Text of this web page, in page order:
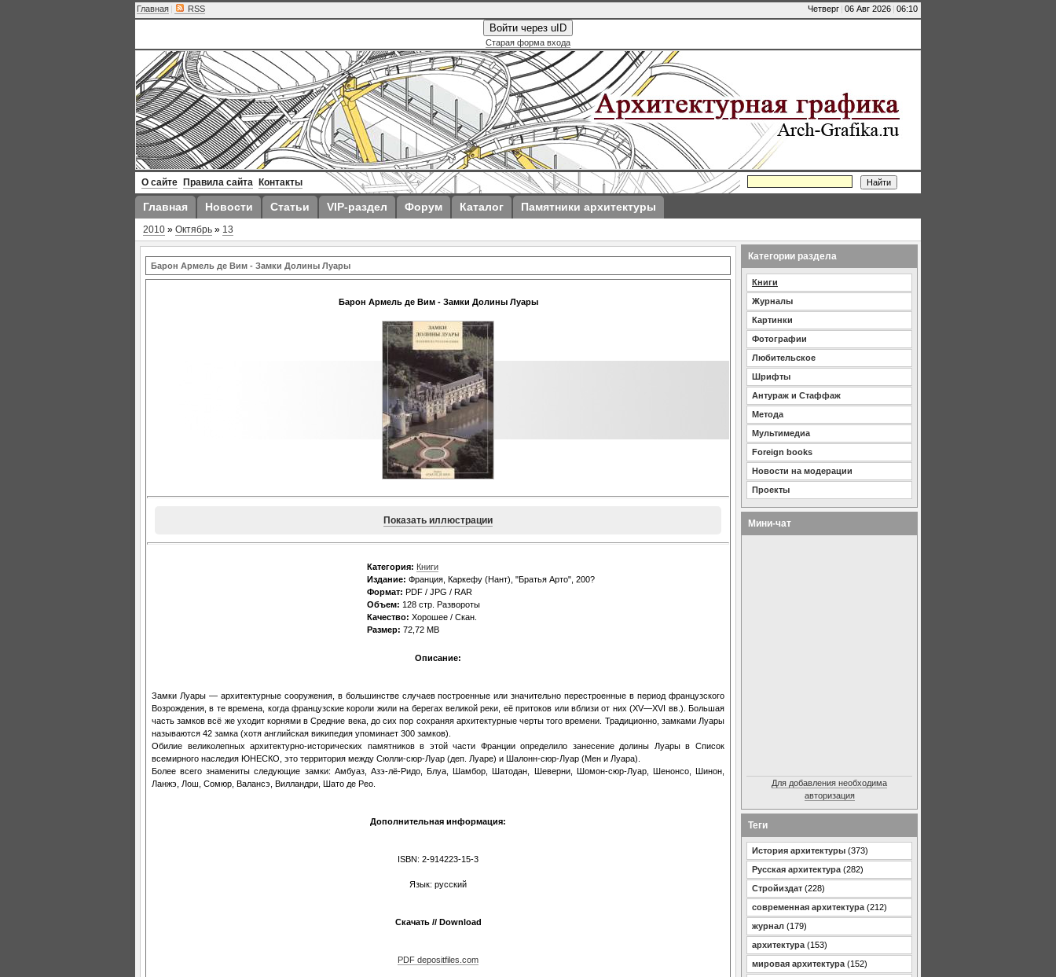
Четверг | 06 Авг 2026 | 06:10
Главная | RSS
Войти через uID
Старая форма входа
О сайте Правила сайта Контакты
Главная Новости Статьи VIP-раздел Форум Каталог Памятники архитектуры
2010 » Октябрь » 13
Барон Армель де Вим - Замки Долины Луары
Барон Армель де Вим - Замки Долины Луары
Показать иллюстрации
Категория: Книги
Издание: Франция, Каркефу (Нант), "Братья Арто", 200?
Формат: PDF / JPG / RAR
Объем: 128 стр. Развороты
Качество: Хорошее / Скан.
Размер: 72,72 MB
Описание:
Замки Луары — архитектурные сооружения, в большинстве случаев построенные или значительно перестроенные в период французского
Возрождения, в те времена, когда французские короли жили на берегах великой реки, её притоков или вблизи от них (XV—XVI вв.). Большая
часть замков всё же уходит корнями в Средние века, до сих пор сохраняя архитектурные черты того времени. Традиционно, замками Луары
называются 42 замка (хотя английская википедия упоминает 300 замков).
Обилие великолепных архитектурно-исторических памятников в этой части Франции определило занесение долины Луары в Список
всемирного наследия ЮНЕСКО, это территория между Сюлли-сюр-Луар (деп. Луаре) и Шалонн-сюр-Луар (Мен и Луара).
Более всего знамениты следующие замки: Амбуаз, Азэ-лё-Ридо, Блуа, Шамбор, Шатодан, Шеверни, Шомон-сюр-Луар, Шенонсо, Шинон,
Ланжэ, Лош, Сомюр, Валансэ, Вилландри, Шато де Рео.
Дополнительная информация:
ISBN: 2-914223-15-3
Язык: русский
Скачать // Download
PDF depositfiles.com
Категории раздела
Книги
Журналы
Картинки
Фотографии
Любительское
Шрифты
Антураж и Стаффаж
Метода
Мультимедиа
Foreign books
Новости на модерации
Проекты
Мини-чат
Для добавления необходима
авторизация
Теги
История архитектуры (373)
Русская архитектура (282)
Стройиздат (228)
современная архитектура (212)
журнал (179)
архитектура (153)
мировая архитектура (152)